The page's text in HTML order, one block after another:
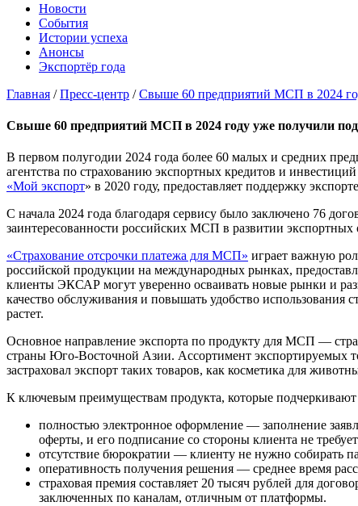
Новости
События
Истории успеха
Анонсы
Экспортёр года
Главная /Пресс-центр /Свыше 60 предприятий МСП в 2024
Свыше 60 предприятий МСП в 2024 году уже получили
В первом полугодии 2024 года более 60 малых и средних
агентства по страхованию экспортных кредитов и
«Мой экспорт» в 2020 году, предоставляет поддержку
С начала 2024 года благодаря сервису было заключено 76
заинтересованности российских МСП в развитии
«Страхование отсрочки платежа для МСП» играет важную
российской продукции на международных рынках,
клиенты ЭКСАР могут уверенно осваивать новые рынки и
качество обслуживания и повышать удобство
растет.
Основное направление экспорта по продукту для МСП —
страны Юго-Восточной Азии. Ассортимент экспортируемых
застраховал экспорт таких товаров, как косметика для
К ключевым преимуществам продукта, которые подчеркивают
полностью электронное оформление — заполнение
оферты, и его подписание со стороны клиента не
отсутствие бюрократии — клиенту не нужно собирать
оперативность получения решения — среднее время
страховая премия составляет 20 тысяч рублей для
заключенных по каналам, отличным от платформы.